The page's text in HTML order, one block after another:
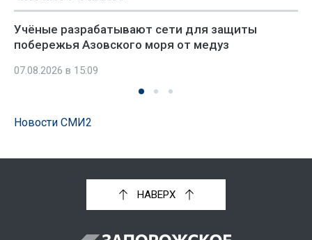
Учёные разрабатывают сети для защиты
побережья Азовского моря от медуз
07.08.2026 в 15:09
Новости СМИ2
НАВЕРХ